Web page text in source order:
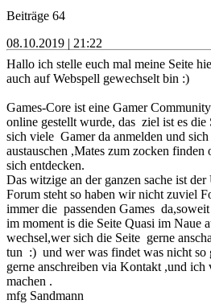
Beiträge 64
08.10.2019 | 21:22
Hallo ich stelle euch mal meine Seite
auch auf Webspell gewechselt bin :)
Games-Core ist eine Gamer
online gestellt wurde, das ziel ist es die
sich viele Gamer da anmelden und
austauschen ,Mates zum zocken finden
sich entdecken.
Das witzige an der ganzen sache ist
Forum steht so haben wir nicht zuviel
immer die passenden Games
im moment is die Seite Quasi im Naue
wechsel,wer sich die Seite gerne
tun :) und wer was findet was nicht so
gerne anschreiben via Kontakt ,und ich
machen .
mfg Sandmann